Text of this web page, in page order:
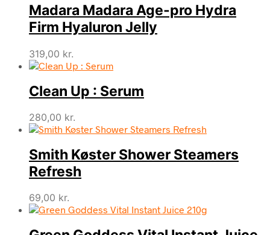
Madara Madara Age-pro Hydra
Firm Hyaluron Jelly
319,00 kr.
Clean Up : Serum
280,00 kr.
Smith Køster Shower Steamers
Refresh
69,00 kr.